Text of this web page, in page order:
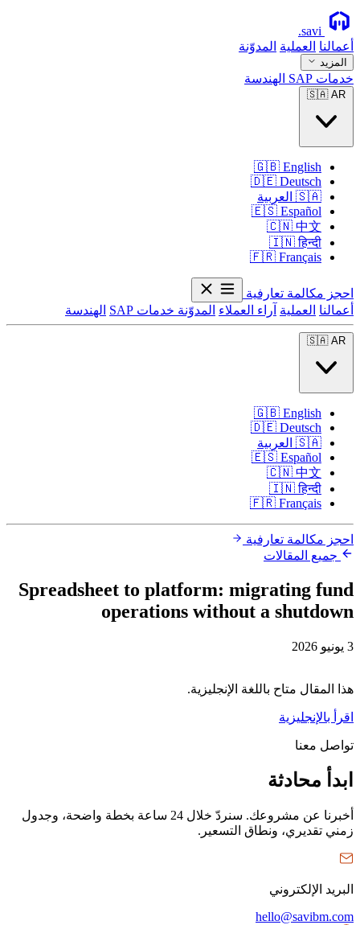
savi
.
أعمالنا العملية المدوّنة
المزيد
خدمات SAP الهندسة
🇸🇦 AR
🇬🇧 English
🇩🇪 Deutsch
🇸🇦 العربية
🇪🇸 Español
🇨🇳 中文
🇮🇳 हिन्दी
🇫🇷 Français
احجز مكالمة تعارفية
أعمالنا العملية آراء العملاء المدوّنة خدمات SAP الهندسة
🇸🇦 AR
🇬🇧 English
🇩🇪 Deutsch
🇸🇦 العربية
🇪🇸 Español
🇨🇳 中文
🇮🇳 हिन्दी
🇫🇷 Français
احجز مكالمة تعارفية
جميع المقالات
Spreadsheet to platform: migrating fund
operations without a shutdown
3 يونيو 2026
هذا المقال متاح باللغة الإنجليزية.
اقرأ بالإنجليزية
تواصل معنا
ابدأ محادثة
أخبرنا عن مشروعك. سنردّ خلال 24 ساعة بخطة واضحة، وجدول
زمني تقديري، ونطاق التسعير.
البريد الإلكتروني
hello@savibm.com